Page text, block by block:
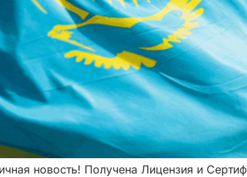
новость! Получена Лицензия и